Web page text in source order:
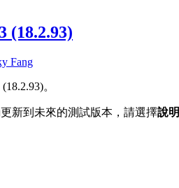
(18.2.93)
Fang
。
新到未來的測試版本，請選擇說明